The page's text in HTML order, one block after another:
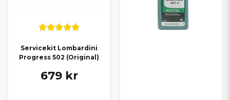
Servicekit Lombardini
Progress 502 (Original)
679 kr